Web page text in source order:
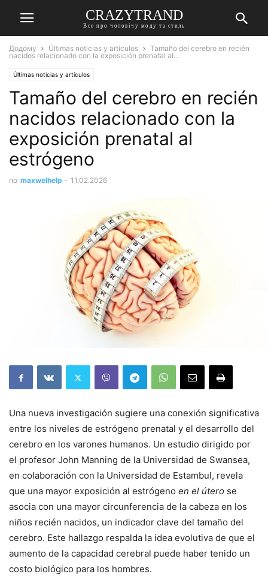
CRAZYTRAND
Все про чоловічу моду та стиль
Додому Últimas noticias y artículos
Tamaño del cerebro en recién
nacidos relacionado con la exposición prenatal al...
Últimas noticias y artículos
Tamaño del cerebro en recién
nacidos relacionado con la
exposición prenatal al
estrógeno
по maxwelhelp - 11.02.2026
Una nueva investigación sugiere una conexión significativa
entre los niveles de estrógeno prenatal y el desarrollo del
cerebro en los varones humanos. Un estudio dirigido por
el profesor John Manning de la Universidad de Swansea,
en colaboración con la Universidad de Estambul, revela
que una mayor exposición al estrógeno en el útero se
asocia con una mayor circunferencia de la cabeza en los
niños recién nacidos, un indicador clave del tamaño del
cerebro. Este hallazgo respalda la idea evolutiva de que el
aumento de la capacidad cerebral puede haber tenido un
costo biológico para los hombres.